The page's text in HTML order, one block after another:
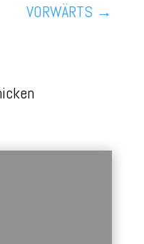
VORWÄRTS →